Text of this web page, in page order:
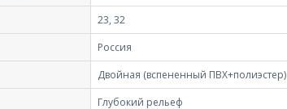
23, 32
Россия
Двойная (вспененный ПВХ+полиэстер)
Глубокий рельеф